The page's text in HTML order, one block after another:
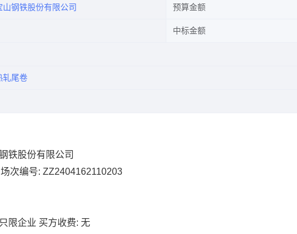
山钢铁股份有限公司 预算金额
中标金额
轧尾卷
铁股份有限公司
场次编号: ZZ2404162110203
限企业 买方收费: 无